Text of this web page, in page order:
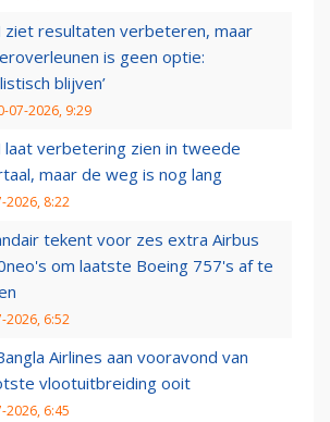
ziet resultaten verbeteren, maar
is geen optie:
blijven’
07-2026, 9:29
laat verbetering zien in tweede
maar de weg is nog lang
2026, 8:22
tekent voor zes extra Airbus
om laatste Boeing 757's af te
2026, 6:52
Airlines aan vooravond van
vlootuitbreiding ooit
2026, 6:45